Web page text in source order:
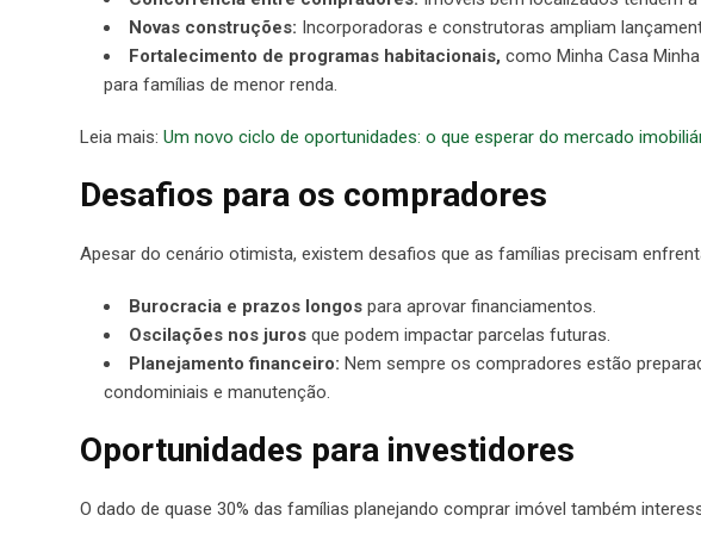
Novas construções: Incorporadoras e construtoras ampliam
Fortalecimento de programas habitacionais, como Minha Casa
para famílias de menor renda.
Leia mais: Um novo ciclo de oportunidades: o que esperar do mercado
Desafios para os compradores
Apesar do cenário otimista, existem desafios que as famílias precisam
Burocracia e prazos longos para aprovar financiamentos.
Oscilações nos juros que podem impactar parcelas futuras.
Planejamento financeiro: Nem sempre os compradores estão
condominiais e manutenção.
Oportunidades para investidores
O dado de quase 30% das famílias planejando comprar imóvel também